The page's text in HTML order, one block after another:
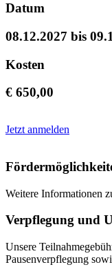
Datum
08.12.2027 bis
Kosten
€ 650,00
Jetzt anmelden
Weitere Informationen
Verpflegung und
Unsere
Pausenverpflegung